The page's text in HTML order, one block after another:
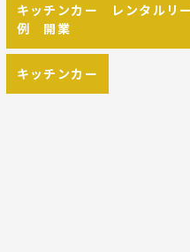
キッチンカー レンタルリ
例 開業
キッチンカー